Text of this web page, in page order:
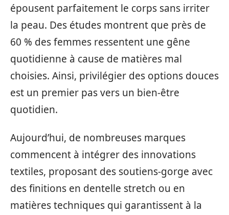
épousent parfaitement le corps sans irriter
la peau. Des études montrent que près de
60 % des femmes ressentent une gêne
quotidienne à cause de matières mal
choisies. Ainsi, privilégier des options douces
est un premier pas vers un bien-être
quotidien.
Aujourd’hui, de nombreuses marques
commencent à intégrer des innovations
textiles, proposant des soutiens-gorge avec
des finitions en dentelle stretch ou en
matières techniques qui garantissent à la